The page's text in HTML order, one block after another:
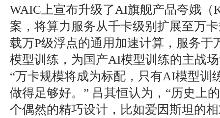
WAIC上宣布升级了AI旗舰产品夸娥（
案，将算力服务从千卡级别扩展至万
载万P级浮点的通用加速计算，服务于
模型训练，为国产AI模型训练的主战
“万卡规模将成为标配，只有AI模型训
做得足够好。” 吕其恒认为，“历史上
个偶然的精巧设计，比如爱因斯坦的